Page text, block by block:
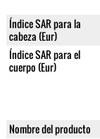
Índice SAR para la
cabeza (Eur)
Índice SAR para el
cuerpo (Eur)
Nombre del producto